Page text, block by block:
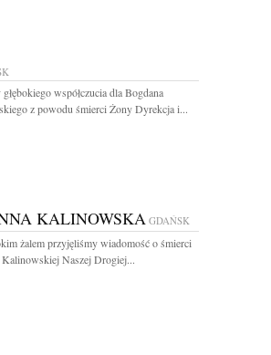
współczucia dla Bogdana
z powodu śmierci Żony Dyrekcja i...
KALINOWSKAGDAŃSK
żalem przyjęliśmy wiadomość o śmierci
Kalinowskiej Naszej Drogiej...